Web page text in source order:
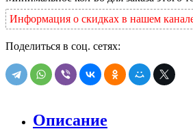
Информация о скидках в нашем
Поделиться в соц. сетях:
Описание